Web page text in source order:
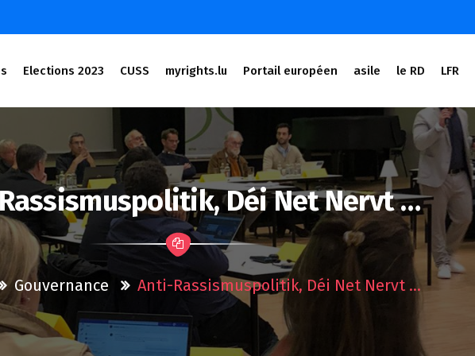
Elections 2023 CUSS myrights.lu Portail européen asile le RD LFR
Déi Net Nervt …
Gouvernance Anti-Rassismuspolitik, Déi Net Nervt …